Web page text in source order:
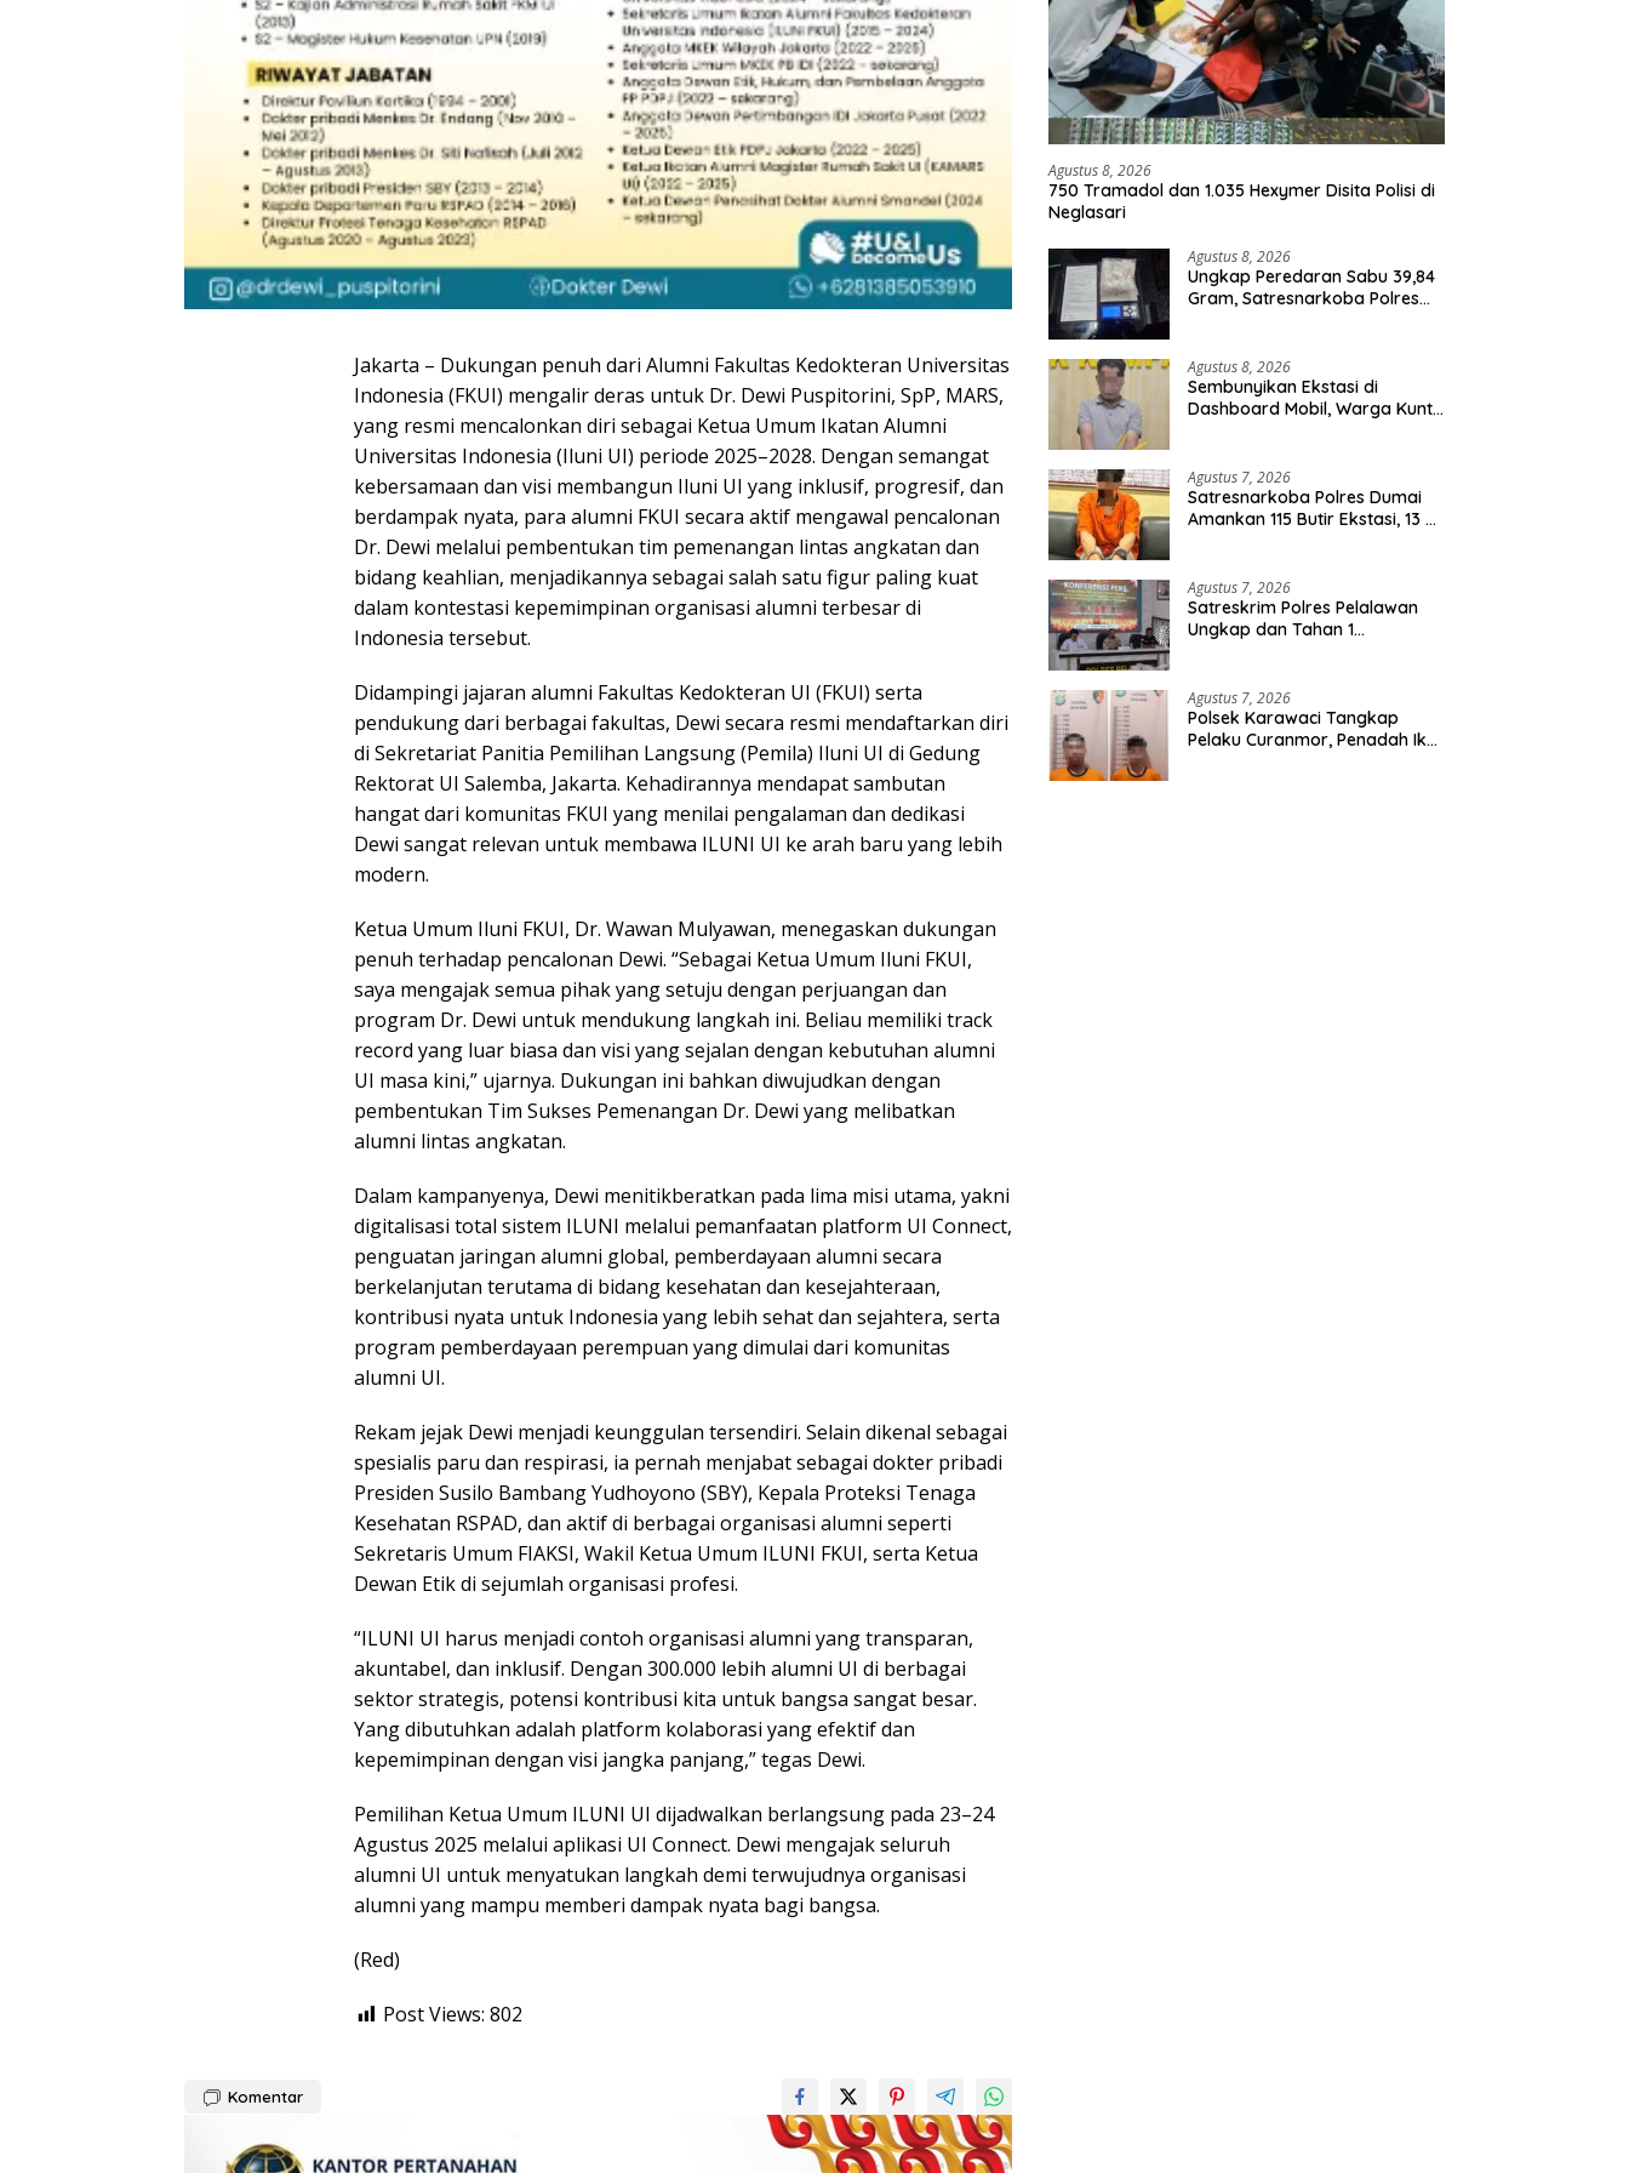
Jakarta – Dukungan penuh dari Alumni Fakultas Kedokteran Universitas
Indonesia (FKUI) mengalir deras untuk Dr. Dewi Puspitorini, SpP, MARS,
yang resmi mencalonkan diri sebagai Ketua Umum Ikatan Alumni
Universitas Indonesia (Iluni UI) periode 2025–2028. Dengan semangat
kebersamaan dan visi membangun Iluni UI yang inklusif, progresif, dan
berdampak nyata, para alumni FKUI secara aktif mengawal pencalonan
Dr. Dewi melalui pembentukan tim pemenangan lintas angkatan dan
bidang keahlian, menjadikannya sebagai salah satu figur paling kuat
dalam kontestasi kepemimpinan organisasi alumni terbesar di
Indonesia tersebut.
Didampingi jajaran alumni Fakultas Kedokteran UI (FKUI) serta
pendukung dari berbagai fakultas, Dewi secara resmi mendaftarkan diri
di Sekretariat Panitia Pemilihan Langsung (Pemila) Iluni UI di Gedung
Rektorat UI Salemba, Jakarta. Kehadirannya mendapat sambutan
hangat dari komunitas FKUI yang menilai pengalaman dan dedikasi
Dewi sangat relevan untuk membawa ILUNI UI ke arah baru yang lebih
modern.
Ketua Umum Iluni FKUI, Dr. Wawan Mulyawan, menegaskan dukungan
penuh terhadap pencalonan Dewi. “Sebagai Ketua Umum Iluni FKUI,
saya mengajak semua pihak yang setuju dengan perjuangan dan
program Dr. Dewi untuk mendukung langkah ini. Beliau memiliki track
record yang luar biasa dan visi yang sejalan dengan kebutuhan alumni
UI masa kini,” ujarnya. Dukungan ini bahkan diwujudkan dengan
pembentukan Tim Sukses Pemenangan Dr. Dewi yang melibatkan
alumni lintas angkatan.
Dalam kampanyenya, Dewi menitikberatkan pada lima misi utama, yakni
digitalisasi total sistem ILUNI melalui pemanfaatan platform UI Connect,
penguatan jaringan alumni global, pemberdayaan alumni secara
berkelanjutan terutama di bidang kesehatan dan kesejahteraan,
kontribusi nyata untuk Indonesia yang lebih sehat dan sejahtera, serta
program pemberdayaan perempuan yang dimulai dari komunitas
alumni UI.
Rekam jejak Dewi menjadi keunggulan tersendiri. Selain dikenal sebagai
spesialis paru dan respirasi, ia pernah menjabat sebagai dokter pribadi
Presiden Susilo Bambang Yudhoyono (SBY), Kepala Proteksi Tenaga
Kesehatan RSPAD, dan aktif di berbagai organisasi alumni seperti
Sekretaris Umum FIAKSI, Wakil Ketua Umum ILUNI FKUI, serta Ketua
Dewan Etik di sejumlah organisasi profesi.
“ILUNI UI harus menjadi contoh organisasi alumni yang transparan,
akuntabel, dan inklusif. Dengan 300.000 lebih alumni UI di berbagai
sektor strategis, potensi kontribusi kita untuk bangsa sangat besar.
Yang dibutuhkan adalah platform kolaborasi yang efektif dan
kepemimpinan dengan visi jangka panjang,” tegas Dewi.
Pemilihan Ketua Umum ILUNI UI dijadwalkan berlangsung pada 23–24
Agustus 2025 melalui aplikasi UI Connect. Dewi mengajak seluruh
alumni UI untuk menyatukan langkah demi terwujudnya organisasi
alumni yang mampu memberi dampak nyata bagi bangsa.
(Red)
Post Views: 802
Komentar
Agustus 8, 2026
750 Tramadol dan 1.035 Hexymer Disita Polisi di
Neglasari
Agustus 8, 2026
Ungkap Peredaran Sabu 39,84
Gram, Satresnarkoba Polres
Agustus 8, 2026
Sembunyikan Ekstasi di
Dashboard Mobil, Warga Kuntu
Agustus 7, 2026
Satresnarkoba Polres Dumai
Amankan 115 Butir Ekstasi, 13 Pil
Agustus 7, 2026
Satreskrim Polres Pelalawan
Ungkap dan Tahan 1
Agustus 7, 2026
Polsek Karawaci Tangkap
Pelaku Curanmor, Penadah Ikut